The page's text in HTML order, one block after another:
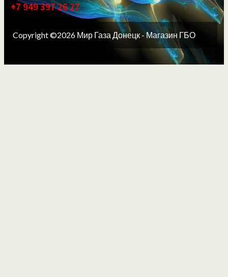
+7 949 397 26 27
Copyright ©2026 Мир Газа Донецк - Магазин ГБО